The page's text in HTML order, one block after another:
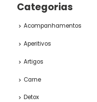
Categorias
Acompanhamentos
Aperitivos
Artigos
Carne
Detox